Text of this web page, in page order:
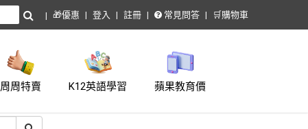
🎁優惠 登入 註冊 常見問答 🛒購物車
周周特賣 K12英語學習 蘋果教育價